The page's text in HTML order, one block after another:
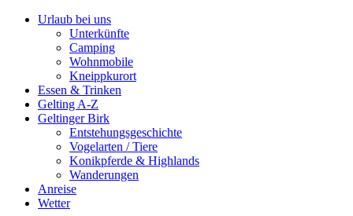
Urlaub bei uns
Unterkünfte
Camping
Wohnmobile
Kneippkurort
Essen & Trinken
Gelting A-Z
Geltinger Birk
Entstehungsgeschichte
Vogelarten / Tiere
Konikpferde & Highlands
Wanderungen
Anreise
Wetter